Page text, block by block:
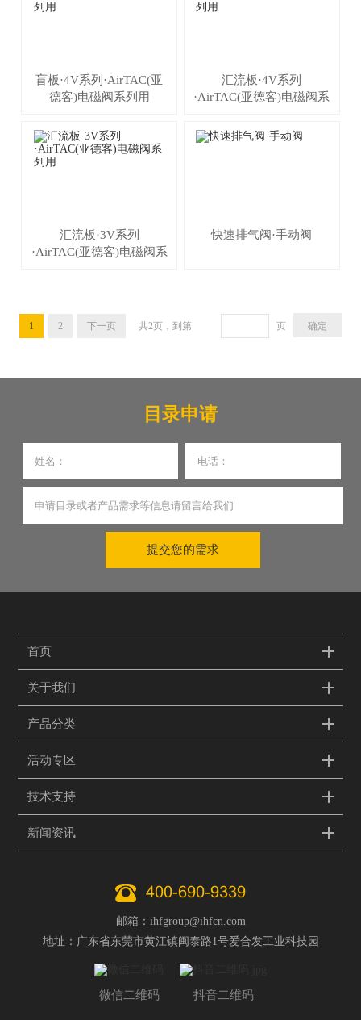
盲板·4V系列·AirTAC(亚
德客)电磁阀系列用
汇流板·4V系列
·AirTAC(亚德客)电磁阀系
汇流板·3V系列
·AirTAC(亚德客)电磁阀系
快速排气阀·手动阀
1 2 下一页 共2页，到第 页
目录申请
提交您的需求
首页
关于我们
产品分类
活动专区
技术支持
新闻资讯
400-690-9339
邮箱：ihfgroup@ihfcn.com
地址：广东省东莞市黄江镇闽泰路1号爱合发工业科技园
微信二维码 抖音二维码